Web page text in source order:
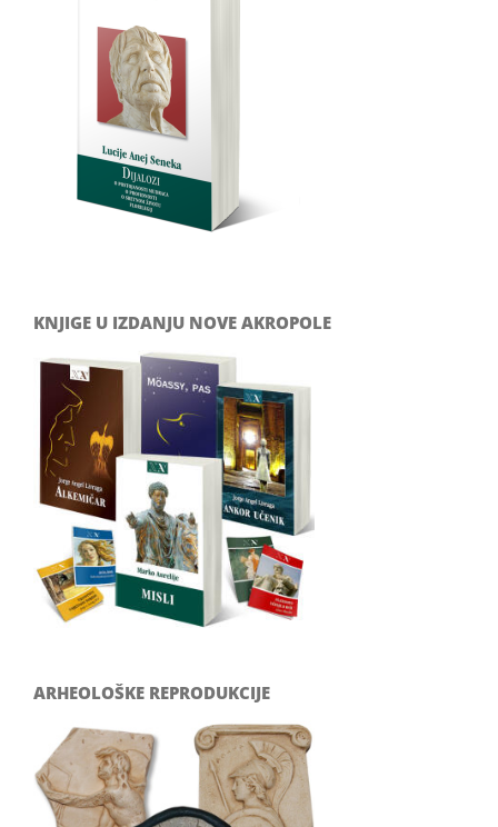
KNJIGE U IZDANJU NOVE AKROPOLE
ARHEOLOŠKE REPRODUKCIJE